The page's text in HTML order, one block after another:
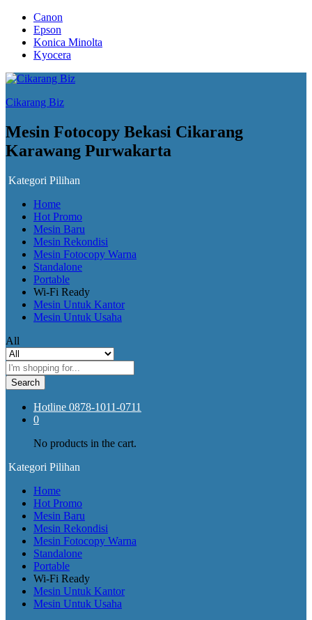
Canon
Epson
Konica Minolta
Kyocera
Cikarang Biz
Mesin Fotocopy Bekasi Cikarang
Karawang Purwakarta
Kategori Pilihan
Home
Hot Promo
Mesin Baru
Mesin Rekondisi
Mesin Fotocopy Warna
Standalone
Portable
Wi-Fi Ready
Mesin Untuk Kantor
Mesin Untuk Usaha
All
Search
Hotline 0878-1011-0711
0
No products in the cart.
Kategori Pilihan
Home
Hot Promo
Mesin Baru
Mesin Rekondisi
Mesin Fotocopy Warna
Standalone
Portable
Wi-Fi Ready
Mesin Untuk Kantor
Mesin Untuk Usaha